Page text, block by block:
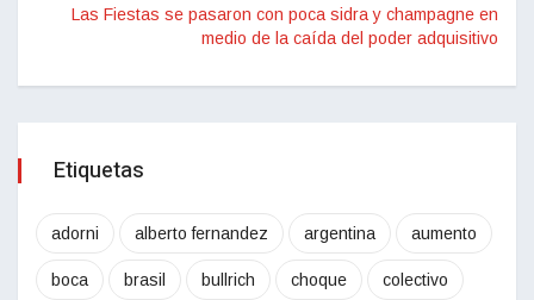
Las Fiestas se pasaron con poca sidra y champagne en
medio de la caída del poder adquisitivo
Etiquetas
adorni alberto fernandez argentina aumento
boca brasil bullrich choque colectivo